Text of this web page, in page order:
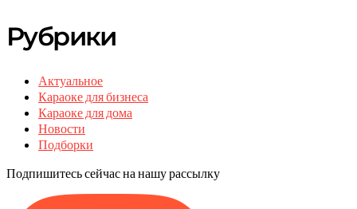
Рубрики
Актуальное
Караоке для бизнеса
Караоке для дома
Новости
Подборки
Подпишитесь сейчас на нашу рассылку